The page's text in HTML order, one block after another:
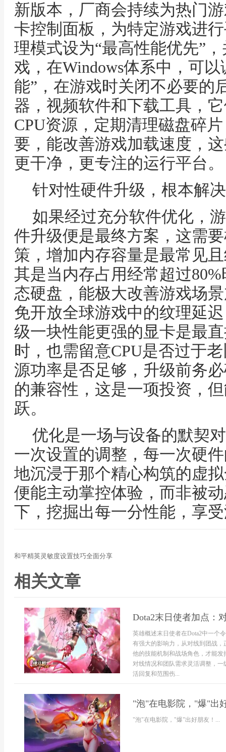
新版本，厂商会持续为热门
卡控制面板，为特定游戏进
理模式设为“最高性能优先”
戏，在Windows体系中，可
能”，在游戏时关闭不必要的
器，视频软件和下载工具，
CPU资源，定期清理磁盘碎
要，能改善游戏加载速度，
更干净，更专注的运行平台。
针对性硬件升级，根本解
如果经过充分软件优化，
件升级便是最终方案，这需
策，增加内存容量是最常见
其是当内存占用经常超过
态硬盘，能极大改善游戏场
免开放全球游戏中的纹理延
级一块性能更强的显卡是最
时，也需留意CPU是否过于
源功率是否足够，升级前务
的兼容性，这是一项投资，
跃。
优化是一场与设备的默契
一次设置的调整，每一次硬
地沉浸于那个精心构筑的虚
便能主动掌控体验，而非被
下，挖掘出每一分性能，享
和平精英灵敏度设置技巧全面分享
相关文章
Dota2末日使者加点：
英雄概述末日使者在Dota2中一个
有强大的影响力，从对线到团战
他的技能机制和战场角色，才能
对线情况和团队需求灵活调整，
活回复和范围伤...
"泡"在电影院，"爆"出
"泡"在电影院，"爆"出好朋友！...